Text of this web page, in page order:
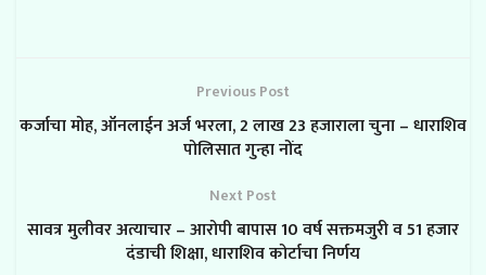
Previous Post
कर्जाचा मोह, ऑनलाईन अर्ज भरला, 2 लाख 23 हजाराला चुना – धाराशिव
पोलिसात गुन्हा नोंद
Next Post
सावत्र मुलीवर अत्याचार – आरोपी बापास 10 वर्ष सक्तमजुरी व 51 हजार
दंडाची शिक्षा, धाराशिव कोर्टाचा निर्णय